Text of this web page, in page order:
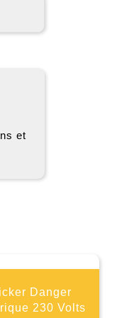
et
Danger
230 Volts